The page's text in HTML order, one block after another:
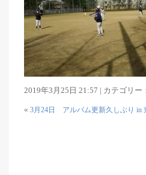
2019年3月25日 21:57 | カテゴリー
« 3月24日 アルバム更新久しぶり in